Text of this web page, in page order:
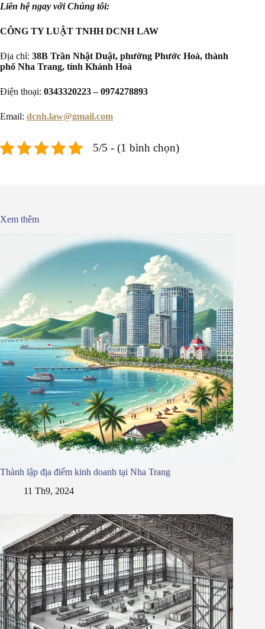
Liên hệ ngay với Chúng tôi:
CÔNG TY LUẬT TNHH DCNH LAW
Địa chỉ: 38B Trần Nhật Duật, phường Phước Hoà, thành
phố Nha Trang, tỉnh Khánh Hoà
Điện thoại: 0343320223 – 0974278893
Email: dcnh.law@gmail.com
5/5 - (1 bình chọn)
Xem thêm
Thành lập địa điểm kinh doanh tại Nha Trang
11 Th9, 2024